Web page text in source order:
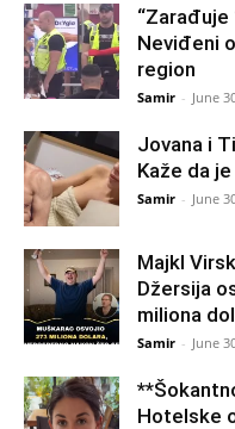
“Zarađuje
Neviđeni
region
Samir - June
Jovana i
Kaže da
Samir - June
Majkl
Džersija
miliona
Samir - June
Hotelske